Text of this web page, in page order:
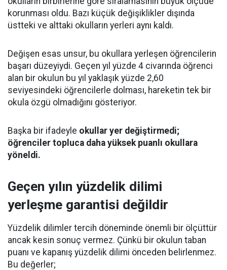
korunması oldu. Bazı küçük değişiklikler dışında
üstteki ve alttaki okulların yerleri aynı kaldı.
Değişen esas unsur, bu okullara yerleşen öğrencilerin
başarı düzeyiydi. Geçen yıl yüzde 4 civarında öğrenci
alan bir okulun bu yıl yaklaşık yüzde 2,60
seviyesindeki öğrencilerle dolması, hareketin tek bir
okula özgü olmadığını gösteriyor.
Başka bir ifadeyle okullar yer değiştirmedi;
öğrenciler topluca daha yüksek puanlı okullara
yöneldi.
Geçen yılın yüzdelik dilimi
yerleşme garantisi değildir
Yüzdelik dilimler tercih döneminde önemli bir ölçüttür
ancak kesin sonuç vermez. Çünkü bir okulun taban
puanı ve kapanış yüzdelik dilimi önceden belirlenmez.
Bu değerler;